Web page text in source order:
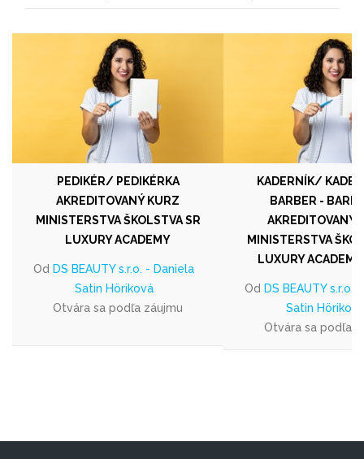
PEDIKÉR/ PEDIKÉRKA
AKREDITOVANÝ KURZ
MINISTERSTVA ŠKOLSTVA SR
LUXURY ACADEMY
Od DS BEAUTY s.r.o. - Daniela
Satin Höriková
Otvára sa podľa záujmu
KADERNÍK/
BARBER -
AKREDITOVANÝ
MINISTERSTVA
LUXURY
Od DS BEAUTY s.r.o.
Satin Höriková
Otvára sa podľa